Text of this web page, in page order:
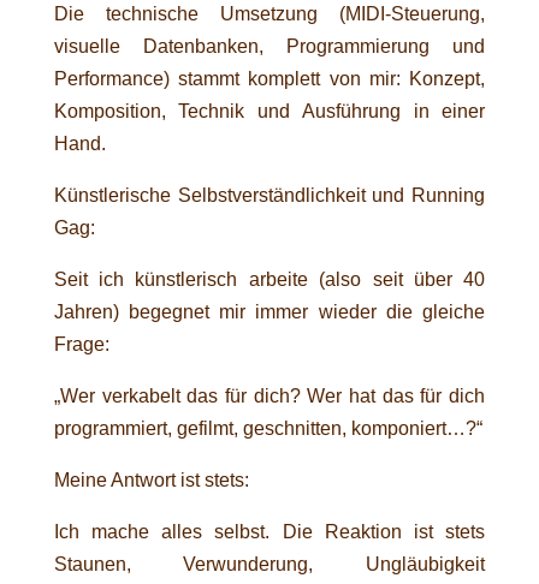
Die technische Umsetzung (MIDI-Steuerung,
visuelle Datenbanken, Programmierung und
Performance) stammt komplett von mir: Konzept,
Komposition, Technik und Ausführung in einer
Hand.
Künstlerische Selbstverständlichkeit und Running
Gag:
Seit ich künstlerisch arbeite (also seit über 40
Jahren) begegnet mir immer wieder die gleiche
Frage:
„Wer verkabelt das für dich? Wer hat das für dich
programmiert, gefilmt, geschnitten, komponiert…?“
Meine Antwort ist stets:
Ich mache alles selbst. Die Reaktion ist stets
Staunen, Verwunderung, Ungläubigkeit